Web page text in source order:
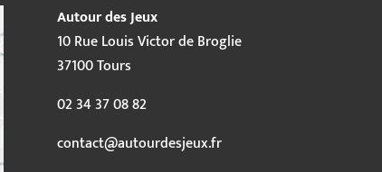
Autour des Jeux
10 Rue Louis Victor de Broglie
37100 Tours
02 34 37 08 82
contact@autourdesjeux.fr